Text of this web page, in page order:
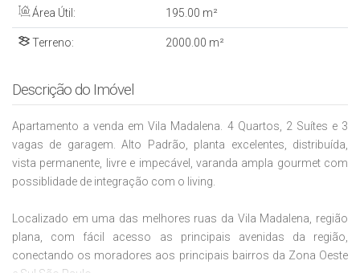
Área Útil: 195.00 m²
Terreno: 2000.00 m²
Descrição do Imóvel
Apartamento a venda em Vila Madalena. 4 Quartos, 2 Suítes e 3
vagas de garagem. Alto Padrão, planta excelentes, distribuída,
vista permanente, livre e impecável, varanda ampla gourmet com
possiblidade de integração com o living.
Localizado em uma das melhores ruas da Vila Madalena, região
plana, com fácil acesso as principais avenidas da região,
conectando os moradores aos principais bairros da Zona Oeste